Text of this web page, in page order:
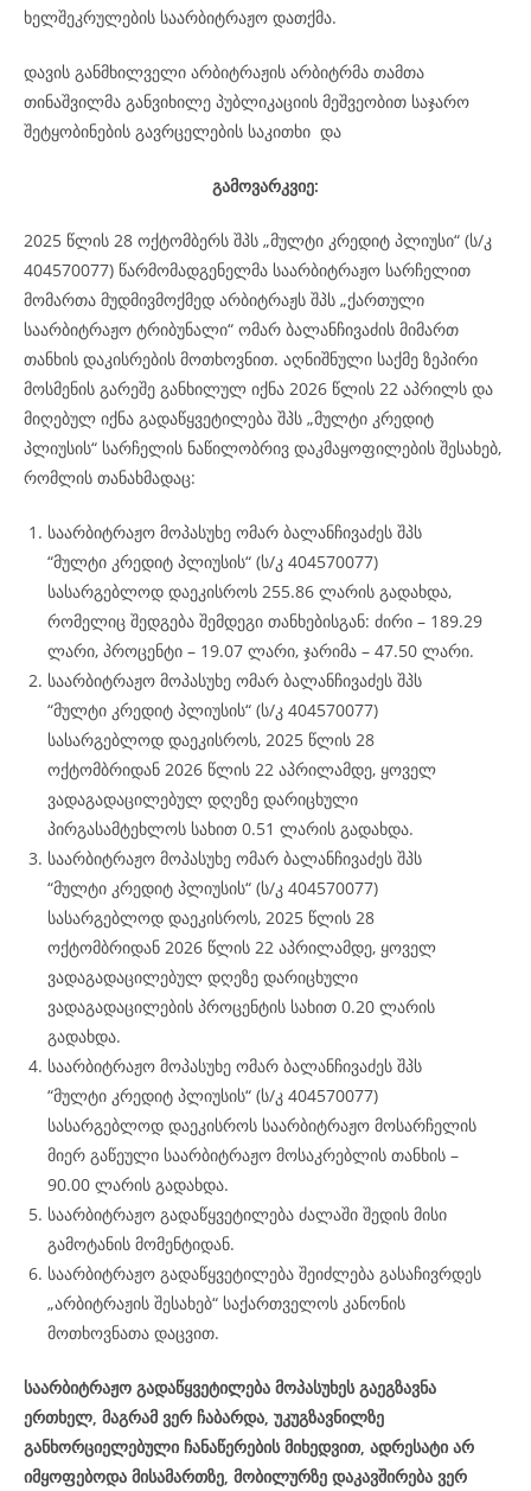
ხელშეკრულების საარბიტრაჟო დათქმა.
დავის განმხილველი არბიტრაჟის არბიტრმა თამთა
თინაშვილმა განვიხილე პუბლიკაციის მეშვეობით საჯარო
შეტყობინების გავრცელების საკითხი და
გამოვარკვიე:
2025 წლის 28 ოქტომბერს შპს „მულტი კრედიტ პლიუსი“ (ს/კ
404570077) წარმომადგენელმა საარბიტრაჟო სარჩელით
მომართა მუდმივმოქმედ არბიტრაჟს შპს „ქართული
საარბიტრაჟო ტრიბუნალი“ ომარ ბალანჩივაძის მიმართ
თანხის დაკისრების მოთხოვნით. აღნიშნული საქმე ზეპირი
მოსმენის გარეშე განხილულ იქნა 2026 წლის 22 აპრილს და
მიღებულ იქნა გადაწყვეტილება შპს „მულტი კრედიტ
პლიუსის“ სარჩელის ნაწილობრივ დაკმაყოფილების შესახებ,
რომლის თანახმადაც:
საარბიტრაჟო მოპასუხე ომარ ბალანჩივაძეს შპს
“მულტი კრედიტ პლიუსის“ (ს/კ 404570077)
სასარგებლოდ დაეკისროს 255.86 ლარის გადახდა,
რომელიც შედგება შემდეგი თანხებისგან: ძირი – 189.29
ლარი, პროცენტი – 19.07 ლარი, ჯარიმა – 47.50 ლარი.
საარბიტრაჟო მოპასუხე ომარ ბალანჩივაძეს შპს
“მულტი კრედიტ პლიუსის“ (ს/კ 404570077)
სასარგებლოდ დაეკისროს, 2025 წლის 28
ოქტომბრიდან 2026 წლის 22 აპრილამდე, ყოველ
ვადაგადაცილებულ დღეზე დარიცხული
პირგასამტეხლოს სახით 0.51 ლარის გადახდა.
საარბიტრაჟო მოპასუხე ომარ ბალანჩივაძეს შპს
“მულტი კრედიტ პლიუსის“ (ს/კ 404570077)
სასარგებლოდ დაეკისროს, 2025 წლის 28
ოქტომბრიდან 2026 წლის 22 აპრილამდე, ყოველ
ვადაგადაცილებულ დღეზე დარიცხული
ვადაგადაცილების პროცენტის სახით 0.20 ლარის
გადახდა.
საარბიტრაჟო მოპასუხე ომარ ბალანჩივაძეს შპს
“მულტი კრედიტ პლიუსის“ (ს/კ 404570077)
სასარგებლოდ დაეკისროს საარბიტრაჟო მოსარჩელის
მიერ გაწეული საარბიტრაჟო მოსაკრებლის თანხის –
90.00 ლარის გადახდა.
საარბიტრაჟო გადაწყვეტილება ძალაში შედის მისი
გამოტანის მომენტიდან.
საარბიტრაჟო გადაწყვეტილება შეიძლება გასაჩივრდეს
„არბიტრაჟის შესახებ“ საქართველოს კანონის
მოთხოვნათა დაცვით.
საარბიტრაჟო გადაწყვეტილება მოპასუხეს გაეგზავნა
ერთხელ, მაგრამ ვერ ჩაბარდა, უკუგზავნილზე
განხორციელებული ჩანაწერების მიხედვით, ადრესატი არ
იმყოფებოდა მისამართზე, მობილურზე დაკავშირება ვერ